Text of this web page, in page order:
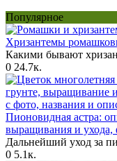
Популярное
Хризантемы
Какими бывают
0 24.7к.
Пионовидная астра:
выращивания и ухода,
Дальнейший уход за
0 5.1к.